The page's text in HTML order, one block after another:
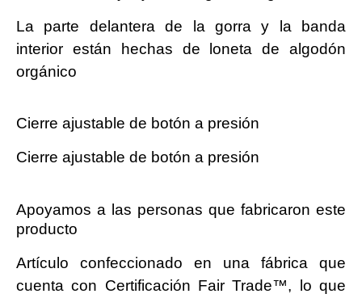
La parte delantera de la gorra y la banda
interior están hechas de loneta de algodón
orgánico
Cierre ajustable de botón a presión
Cierre ajustable de botón a presión
Apoyamos a las personas que fabricaron este
producto
Artículo confeccionado en una fábrica que
cuenta con Certificación Fair Trade™, lo que